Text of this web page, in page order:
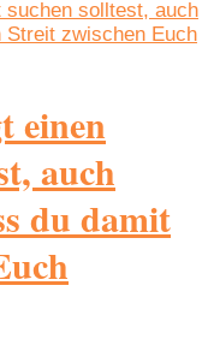
einen
auch
du damit